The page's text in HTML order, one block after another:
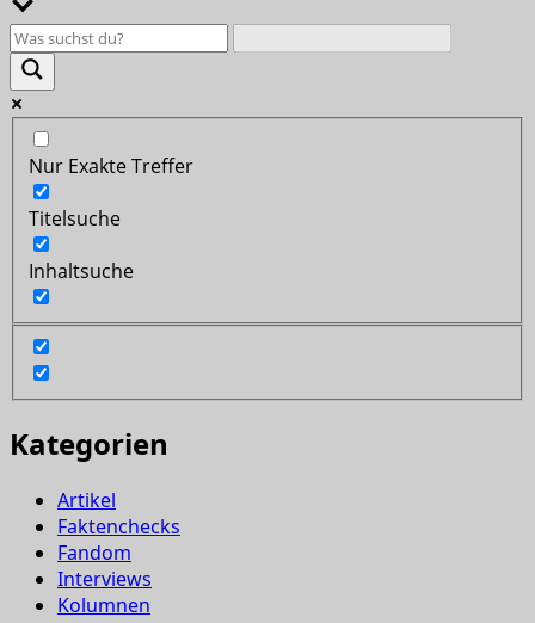
Nur Exakte Treffer
Titelsuche
Inhaltsuche
Kategorien
Artikel
Faktenchecks
Fandom
Interviews
Kolumnen